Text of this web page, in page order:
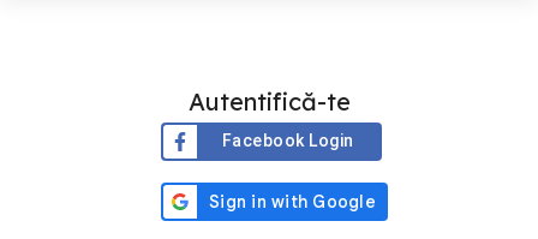
Autentifică-te
Facebook Login